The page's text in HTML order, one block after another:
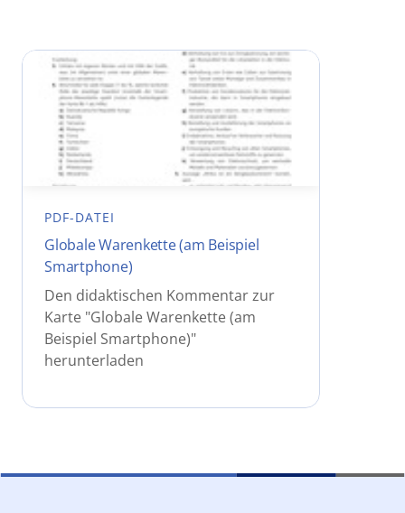
PDF-DATEI
Globale Warenkette (am Beispiel
Smartphone)
Den didaktischen Kommentar zur
Karte "Globale Warenkette (am
Beispiel Smartphone)"
herunterladen